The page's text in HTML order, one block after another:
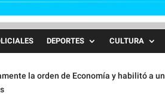
DEPORTES CULTURA
la orden de Economía y habilitó a un